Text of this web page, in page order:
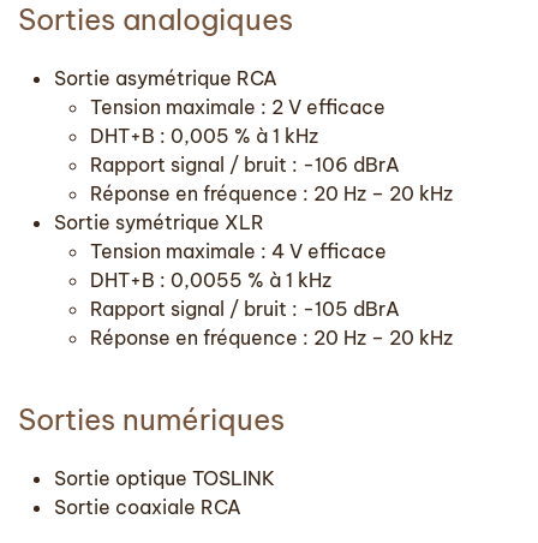
Sorties analogiques
Sortie asymétrique RCA
Tension maximale : 2 V efficace
DHT+B : 0,005 % à 1 kHz
Rapport signal / bruit : -106 dBrA
Réponse en fréquence : 20 Hz – 20 kHz
Sortie symétrique XLR
Tension maximale : 4 V efficace
DHT+B : 0,0055 % à 1 kHz
Rapport signal / bruit : -105 dBrA
Réponse en fréquence : 20 Hz – 20 kHz
Sorties numériques
Sortie optique TOSLINK
Sortie coaxiale RCA